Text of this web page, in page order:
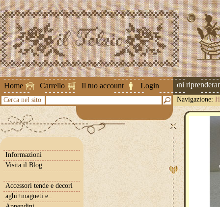
Home Carrello Il tuo account Login
Attenzione ! Le spedizioni
Cerca nel sito Navigazione:
Informazioni
Visita il Blog
Accessori tende e decori
aghi+magneti e..